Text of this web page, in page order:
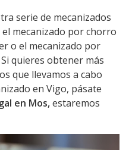
serie de mecanizados
mecanizado por chorro
o el mecanizado por
quieres obtener más
que llevamos a cabo
en Vigo, pásate
en Mos,estaremos